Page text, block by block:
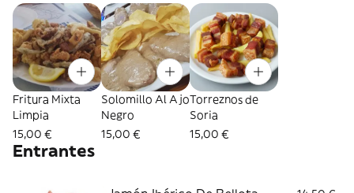
Fritura Mixta
Limpia
15,00 €
Solomillo Al Ajo
Negro
15,00 €
Torreznos de
Soria
15,00 €
Entrantes